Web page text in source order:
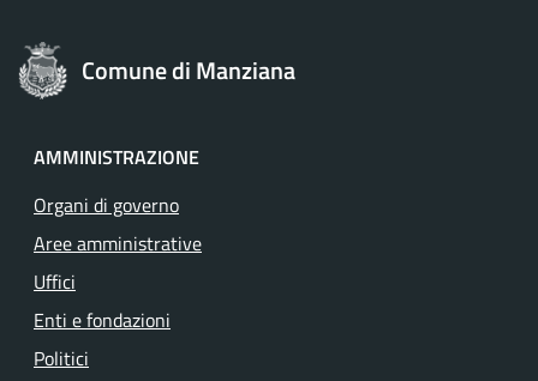
Comune di Manziana
AMMINISTRAZIONE
Organi di governo
Aree amministrative
Uffici
Enti e fondazioni
Politici